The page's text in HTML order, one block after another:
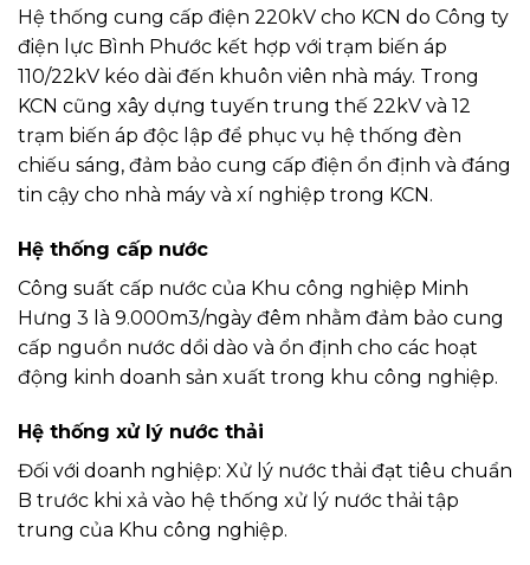
Hệ thống cung cấp điện 220kV cho KCN do Công ty
điện lực Bình Phước kết hợp với trạm biến áp
110/22kV kéo dài đến khuôn viên nhà máy. Trong
KCN cũng xây dựng tuyến trung thế 22kV và 12
trạm biến áp độc lập để phục vụ hệ thống đèn
chiếu sáng, đảm bảo cung cấp điện ổn định và đáng
tin cậy cho nhà máy và xí nghiệp trong KCN.
Hệ thống cấp nước
Công suất cấp nước của Khu công nghiệp Minh
Hưng 3 là 9.000m3/ngày đêm nhằm đảm bảo cung
cấp nguồn nước dồi dào và ổn định cho các hoạt
động kinh doanh sản xuất trong khu công nghiệp.
Hệ thống xử lý nước thải
Đối với doanh nghiệp: Xử lý nước thải đạt tiêu chuẩn
B trước khi xả vào hệ thống xử lý nước thải tập
trung của Khu công nghiệp.